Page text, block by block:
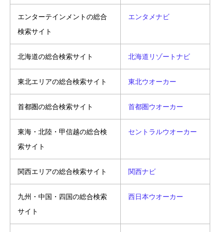
エンターテインメントの総合
検索サイト
エンタメナビ
北海道の総合検索サイト 北海道リゾートナビ
東北エリアの総合検索サイト 東北ウオーカー
首都圏の総合検索サイト 首都圏ウオーカー
東海・北陸・甲信越の総合検
索サイト
セントラルウオーカー
関西エリアの総合検索サイト 関西ナビ
九州・中国・四国の総合検索
サイト
西日本ウオーカー